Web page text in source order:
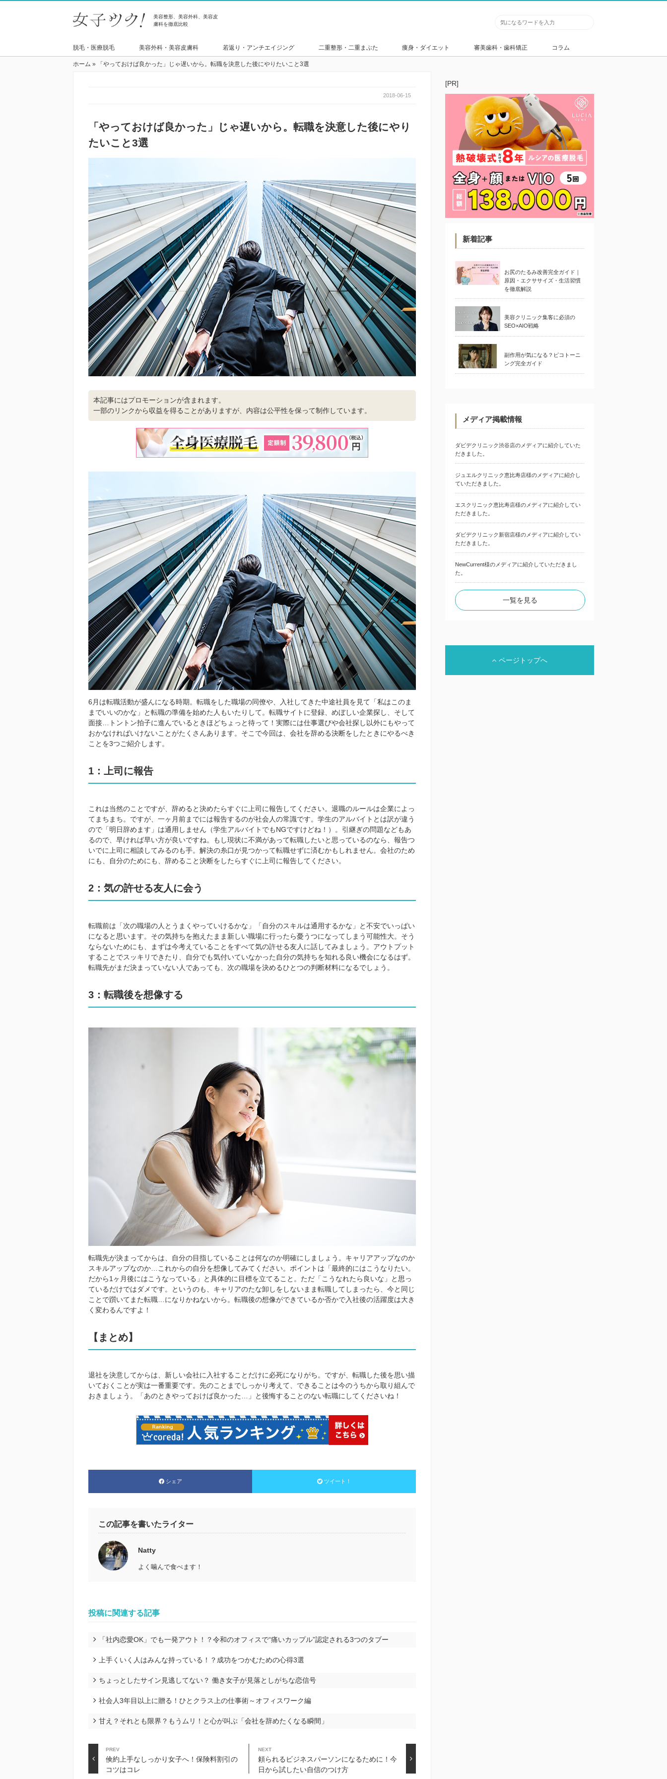
美容整形、美容外科、美容皮
膚科を徹底比較
脱毛・医療脱毛 美容外科・美容皮膚科 若返り・アンチエイジング 二重整形・二重まぶた 痩身・ダイエット 審美歯科・歯科矯正 コラム
ホーム » 「やっておけば良かった」じゃ遅いから。転職を決意した後にやりたいこと3選
2018-06-15
「やっておけば良かった」じゃ遅いから。転職を決意した後にやり
たいこと3選
本記事にはプロモーションが含まれます。
一部のリンクから収益を得ることがありますが、内容は公平性を保って制作しています。
6月は転職活動が盛んになる時期。転職をした職場の同僚や、入社してきた中途社員を見て「私はこのま
までいいのかな」と転職の準備を始めた人もいたりして。転職サイトに登録、めぼしい企業探し、そして
面接…トントン拍子に進んでいるときほどちょっと待って！実際には仕事選びや会社探し以外にもやって
おかなければいけないことがたくさんあります。そこで今回は、会社を辞める決断をしたときにやるべき
ことを3つご紹介します。
1：上司に報告
これは当然のことですが、辞めると決めたらすぐに上司に報告してください。退職のルールは企業によっ
てまちまち。ですが、一ヶ月前までには報告するのが社会人の常識です。学生のアルバイトとは訳が違う
ので「明日辞めます」は通用しません（学生アルバイトでもNGですけどね！）。引継ぎの問題などもあ
るので、早ければ早い方が良いですね。もし現状に不満があって転職したいと思っているのなら、報告つ
いでに上司に相談してみるのも手。解決の糸口が見つかって転職せずに済むかもしれません。会社のため
にも、自分のためにも、辞めること決断をしたらすぐに上司に報告してください。
2：気の許せる友人に会う
転職前は「次の職場の人とうまくやっていけるかな」「自分のスキルは通用するかな」と不安でいっぱい
になると思います。その気持ちを抱えたまま新しい職場に行ったら憂うつになってしまう可能性大。そう
ならないためにも、まずは今考えていることをすべて気の許せる友人に話してみましょう。アウトプット
することでスッキリできたり、自分でも気付いていなかった自分の気持ちを知れる良い機会になるはず。
転職先がまだ決まっていない人であっても、次の職場を決めるひとつの判断材料になるでしょう。
3：転職後を想像する
転職先が決まってからは、自分の目指していることは何なのか明確にしましょう。キャリアアップなのか
スキルアップなのか…これからの自分を想像してみてください。ポイントは「最終的にはこうなりたい。
だから1ヶ月後にはこうなっている」と具体的に目標を立てること。ただ「こうなれたら良いな」と思っ
ているだけではダメです。というのも、キャリアのたな卸しをしないまま転職してしまったら、今と同じ
ことで躓いてまた転職…になりかねないから。転職後の想像ができているか否かで入社後の活躍度は大き
く変わるんですよ！
【まとめ】
退社を決意してからは、新しい会社に入社することだけに必死になりがち。ですが、転職した後を思い描
いておくことが実は一番重要です。先のことまでしっかり考えて、できることは今のうちから取り組んで
おきましょう。「あのときやっておけば良かった…」と後悔することのない転職にしてくださいね！
シェア ツイート！
この記事を書いたライター
Natty
よく噛んで食べます！
投稿に関連する記事
「社内恋愛OK」でも一発アウト！？令和のオフィスで“痛いカップル”認定される3つのタブー
上手くいく人はみんな持っている！？成功をつかむための心得3選
ちょっとしたサイン見逃してない？ 働き女子が見落としがちな恋信号
社会人3年目以上に贈る！ひとクラス上の仕事術～オフィスワーク編
甘え？それとも限界？もうムリ！と心が叫ぶ「会社を辞めたくなる瞬間」
PREV
倹約上手なしっかり女子へ！保険料割引の
コツはコレ
NEXT
頼られるビジネスパーソンになるために！今
日から試したい自信のつけ方
[PR]
新着記事
お尻のたるみ改善完全ガイド｜
原因・エクササイズ・生活習慣
を徹底解説
美容クリニック集客に必須の
SEO×AIO戦略
副作用が気になる？ピコトーニ
ング完全ガイド
メディア掲載情報
ダビデクリニック渋谷店のメディアに紹介していた
だきました。
ジュエルクリニック恵比寿店様のメディアに紹介し
ていただきました。
エスクリニック恵比寿店様のメディアに紹介してい
ただきました。
ダビデクリニック新宿店様のメディアに紹介してい
ただきました。
NewCurrent様のメディアに紹介していただきまし
た。
一覧を見る
ページトップへ